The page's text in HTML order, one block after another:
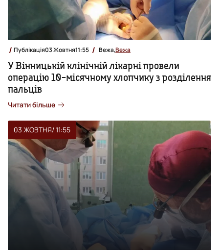
Публікація03 Жовтня11:55 Вежа,Вежа
У Вінницькій клінічній лікарні провели
операцію 10-місячному хлопчику з розділення
пальців
Читати більше
03 ЖОВТНЯ/ 11:55